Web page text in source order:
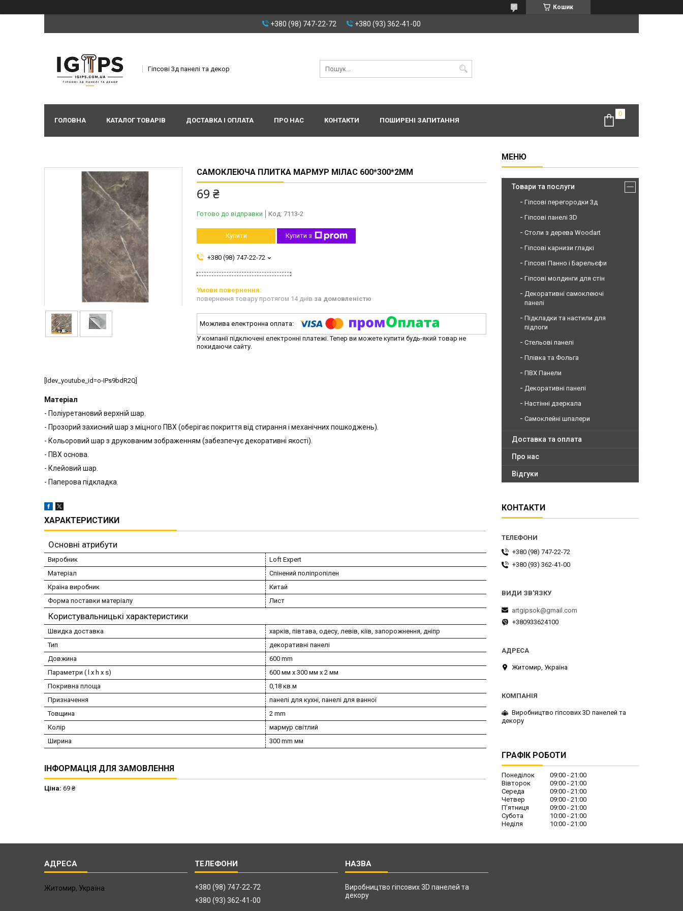
Кошик
+380 (98) 747-22-72 +380 (93) 362-41-00
Гіпсові 3д панелі та декор
ГОЛОВНА КАТАЛОГ ТОВАРІВ ДОСТАВКА І ОПЛАТА ПРО НАС КОНТАКТИ ПОШИРЕНІ ЗАПИТАННЯ
САМОКЛЕЮЧА ПЛИТКА МАРМУР МІЛАС 600*300*2ММ
69 ₴
Готово до відправки Код: 7113-2
Купити Купити з
+380 (98) 747-22-72
повернення товару протягом 14 днів за домовленістю
У компанії підключені електронні платежі. Тепер ви можете купити будь-який товар не
покидаючи сайту.
[ldev_youtube_id=o-IPs9bdR2Q]
Матеріал
- Поліуретановий верхній шар.
- Прозорий захисний шар з міцного ПВХ (оберігає покриття від стирання і механічних пошкоджень).
- Кольоровий шар з друкованим зображенням (забезпечує декоративні якості).
- ПВХ основа.
- Клейовий шар.
- Паперова підкладка.
ХАРАКТЕРИСТИКИ
Основні атрибути
Виробник
Loft Expert
Матеріал
Спінений поліпропілен
Країна виробник
Китай
Форма поставки матеріалу
Лист
Користувальницькі характеристики
Швидка доставка
харків, півтава, одесу, левів, кіїв, запорожнення, дніпр
Тип
декоративні панелі
Довжина
600 mm
Параметри ( l x h x s)
600 мм х 300 мм х 2 мм
Покривна площа
0,18 кв.м
Призначення
панелі для кухні, панелі для ванної
Товщина
2 mm
Колір
мармур світлий
Ширина
300 mm мм
ІНФОРМАЦІЯ ДЛЯ ЗАМОВЛЕННЯ
Ціна: 69 ₴
Товари та послуги
Гіпсові перегородки 3д
Гіпсові панелі 3D
Столи з дерева Woodart
Гіпсові карнизи гладкі
Гіпсові Панно і Барельєфи
Гіпсові молдинги для стін
Декоративні самоклеючі
панелі
Підкладки та настили для
підлоги
Стельові панелі
Плівка та Фольга
ПВХ Панели
Декоративні панелі
Настінні дзеркала
Самоклейні шпалери
Доставка та оплата
Про нас
Відгуки
КОНТАКТИ
+380 (98) 747-22-72
+380 (93) 362-41-00
artgipsok@gmail.com
+380933624100
Житомир, Україна
Виробництво гіпсових 3D панелей та
декору
ГРАФІК РОБОТИ
Понеділок 09:00
21:00
Вівторок
09:00
21:00
Середа
09:00
21:00
Четвер
09:00
21:00
Пʼятниця
09:00
21:00
Субота
10:00
21:00
Неділя
10:00 21:00
Житомир, Україна
+380 (98) 747-22-72
+380 (93) 362-41-00
Виробництво гіпсових 3D панелей та
декору